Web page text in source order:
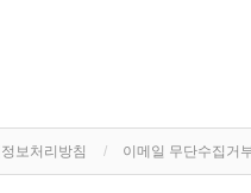
보처리방침 이메일 무단수집거